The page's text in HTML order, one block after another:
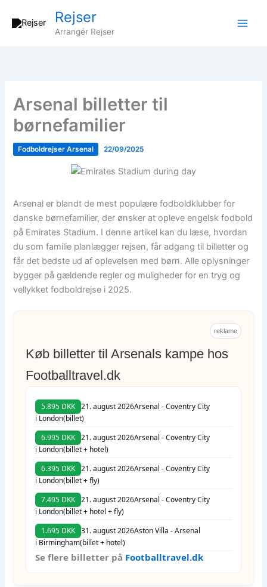
Rejser
Arrangér Rejser
Arsenal billetter til
børnefamilier
Fodboldrejser Arsenal 22/09/2025
Arsenal er blandt de mest populære fodboldklubber for
danske børnefamilier, der ønsker at opleve engelsk fodbold
på Emirates Stadium. I denne artikel kan du læse, hvordan
du som familie planlægger rejsen, får adgang til billetter og
får det bedste ud af oplevelsen med børn. Alle oplysninger
bygger på gældende regler og muligheder for en tryg og
vellykket fodboldrejse i 2025.
reklame
Køb billetter til Arsenals kampe hos
Footballtravel.dk
5.895 DKK 21. august 2026Arsenal - Coventry City
i London(billet)
6.995 DKK 21. august 2026Arsenal - Coventry City
i London(billet + hotel)
6.395 DKK 21. august 2026Arsenal - Coventry City
i London(billet + fly)
7.495 DKK 21. august 2026Arsenal - Coventry City
i London(billet + hotel + fly)
1.695 DKK 31. august 2026Aston Villa - Arsenal
i Birmingham(billet + hotel)
Se flere billetter på Footballtravel.dk